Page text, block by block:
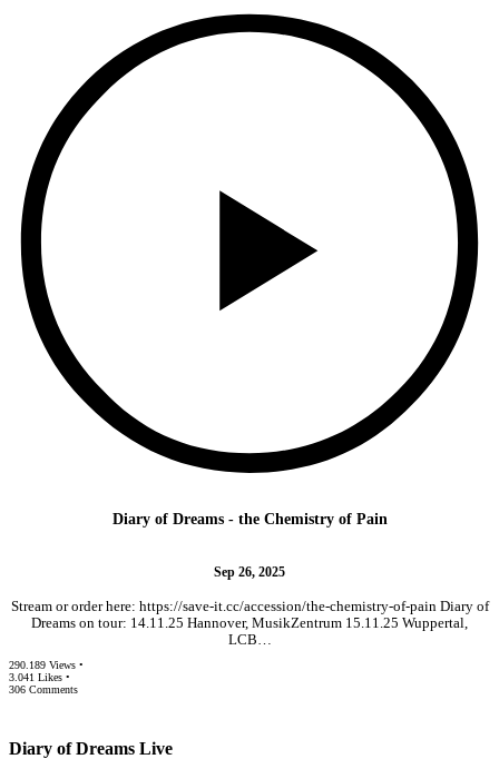
Diary of Dreams - the Chemistry of Pain
Sep 26, 2025
Stream or order here: https://save-it.cc/accession/the-chemistry-of-pain Diary of
Dreams on tour: 14.11.25 Hannover, MusikZentrum 15.11.25 Wuppertal,
LCB…
290.189 Views •
3.041 Likes •
306 Comments
Diary of Dreams Live